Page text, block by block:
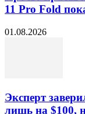
11 Pro Fold
01.08.2026
Эксперт
лишь на $100,